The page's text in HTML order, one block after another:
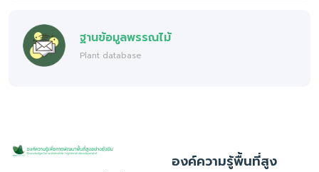
ฐานข้อมูลพรรณไม้
Plant database
องค์ความรู้พื้นที่สูง